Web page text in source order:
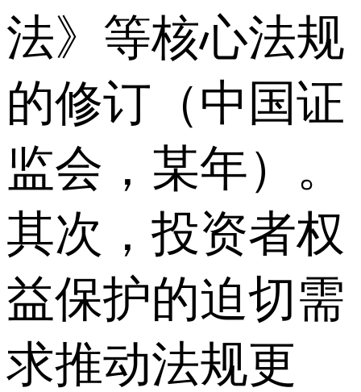
法》等核心法规
的修订（中国证
监会，某年）。
其次，投资者权
益保护的迫切需
求推动法规更